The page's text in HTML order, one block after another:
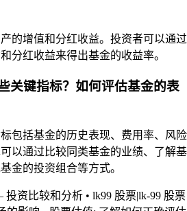
的增值和分红收益。投资者可以通过
分红收益来得出基金的收益率。
关键指标？如何评估基金的表
包括基金的历史表现、费用率、风险
以通过比较同类基金的业绩、了解基
金的投资组合等方式。
投资比较和分析 • lk99 股票|lk-99 股票